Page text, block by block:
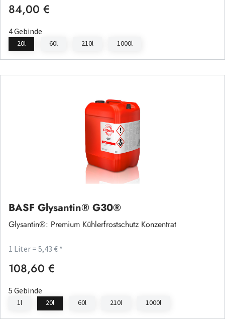
Regulärer Preis:
84,00 €
4 Gebinde
20l 60l 210l 1000l
BASF Glysantin® G30®
Glysantin®: Premium Kühlerfrostschutz Konzentrat
1 Liter = 5,43 € *
Regulärer Preis:
108,60 €
5 Gebinde
1l 20l 60l 210l 1000l